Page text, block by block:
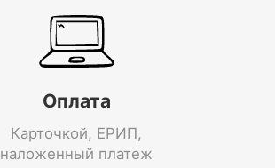
Оплата
Карточкой, ЕРИП,
наложенный платеж